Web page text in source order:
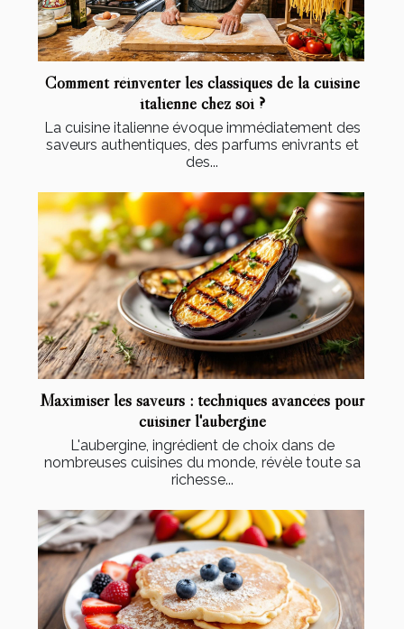
Comment réinventer les classiques de la cuisine
italienne chez soi ?
La cuisine italienne évoque immédiatement des
saveurs authentiques, des parfums enivrants et
des...
Maximiser les saveurs : techniques avancées pour
cuisiner l'aubergine
L'aubergine, ingrédient de choix dans de
nombreuses cuisines du monde, révèle toute sa
richesse...